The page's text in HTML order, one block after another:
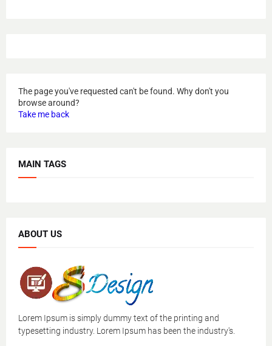
The page you've requested can't be found. Why don't you
browse around?
Take me back
MAIN TAGS
ABOUT US
Lorem Ipsum is simply dummy text of the printing and
typesetting industry. Lorem Ipsum has been the industry's.